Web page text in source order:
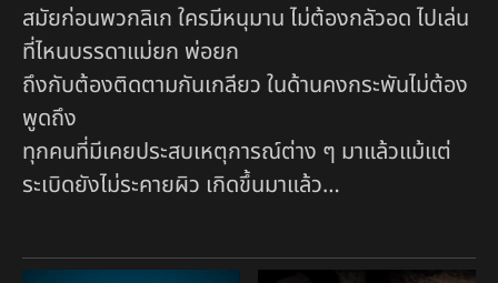
สมัยก่อนพวกลิเก ใครมีหนุมาน ไม่ต้องกลัวอด ไปเล่น
ที่ไหนบรรดาแม่ยก พ่อยก
ถึงกับต้องติดตามกันเกลียว ในด้านคงกระพันไม่ต้อง
พูดถึง
ทุกคนที่มีเคยประสบเหตุการณ์ต่าง ๆ มาแล้วแม้แต่
ระเบิดยังไม่ระคายผิว เกิดขึ้นมาแล้ว…